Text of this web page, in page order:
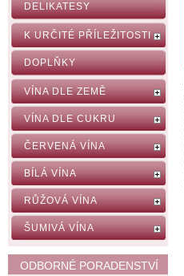
DELIKATESY
K URČITÉ PŘÍLEŽITOSTI
DOPLŇKY
VÍNA DLE ZEMĚ
VÍNA DLE CUKRU
ČERVENÁ VÍNA
BÍLÁ VÍNA
RŮŽOVÁ VÍNA
ŠUMIVÁ VÍNA
ODBORNÉ PORADENSTVÍ